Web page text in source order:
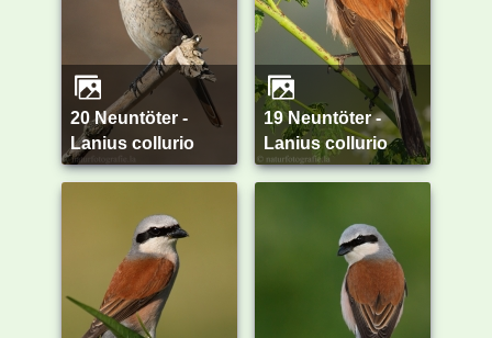
20 Neuntöter -
Lanius collurio
19 Neuntöter -
Lanius collurio